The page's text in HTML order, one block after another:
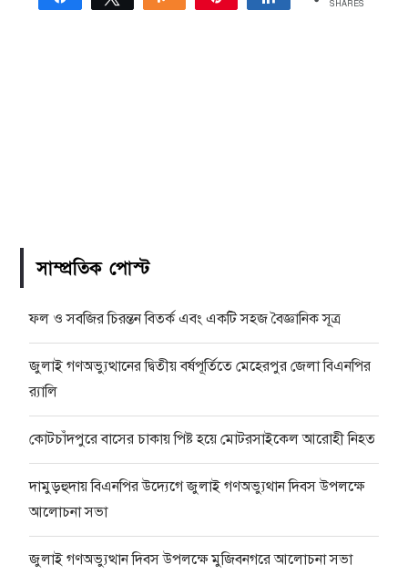
SHARES
সাম্প্রতিক পোস্ট
ফল ও সবজির চিরন্তন বিতর্ক এবং একটি সহজ বৈজ্ঞানিক সূত্র
জুলাই গণঅভ্যুত্থানের দ্বিতীয় বর্ষপূর্তিতে মেহেরপুর জেলা বিএনপির
র‍্যালি
কোটচাঁদপুরে বাসের চাকায় পিষ্ট হয়ে মোটরসাইকেল আরোহী নিহত
দামুড়হুদায় বিএনপির উদ্যেগে জুলাই গণঅভ্যুথান দিবস উপলক্ষে
আলোচনা সভা
জুলাই গণঅভ্যুত্থান দিবস উপলক্ষে মুজিবনগরে আলোচনা সভা